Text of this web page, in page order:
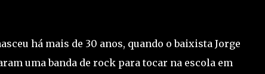
há mais de 30 anos, quando o baixista Jorge
uma banda de rock para tocar na escola em